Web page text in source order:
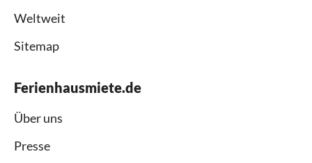
Weltweit
Sitemap
Ferienhausmiete.de
Über uns
Presse